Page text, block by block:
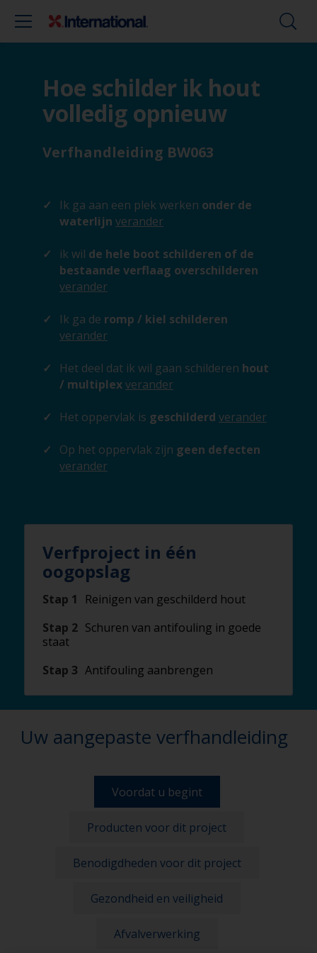
Hoe schilder ik hout
volledig opnieuw
Verfhandleiding BW063
Ik ga aan een plek werken onder de
waterlijn verander
ik wil de hele boot schilderen of de
bestaande verflaag overschilderen
verander
Ik ga de romp / kiel schilderen
verander
Het deel dat ik wil gaan schilderen hout
/ multiplexverander
Het oppervlak is geschilderd verander
Op het oppervlak zijn geen defecten
verander
Verfproject in één
oogopslag
Stap 1
Reinigen van geschilderd hout
Stap 2 Schuren van antifouling in goede
staat
Stap 3 Antifouling aanbrengen
Uw aangepaste verfhandleiding
Voordat u begint
Producten voor dit project
Benodigdheden voor dit project
Gezondheid en veiligheid
Afvalverwerking